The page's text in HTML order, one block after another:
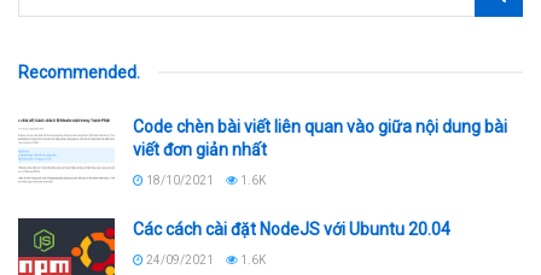
Recommended.
Code chèn bài viết liên quan vào giữa nội dung bài
viết đơn giản nhất
18/10/2021 1.6K
Các cách cài đặt NodeJS với Ubuntu 20.04
24/09/2021 1.6K